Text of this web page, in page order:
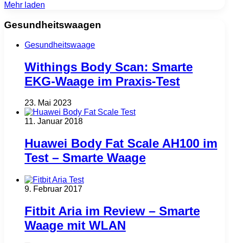
Mehr laden
Gesundheitswaagen
Gesundheitswaage
Withings Body Scan: Smarte
EKG-Waage im Praxis-Test
23. Mai 2023
11. Januar 2018
Huawei Body Fat Scale AH100 im
Test – Smarte Waage
9. Februar 2017
Fitbit Aria im Review – Smarte
Waage mit WLAN